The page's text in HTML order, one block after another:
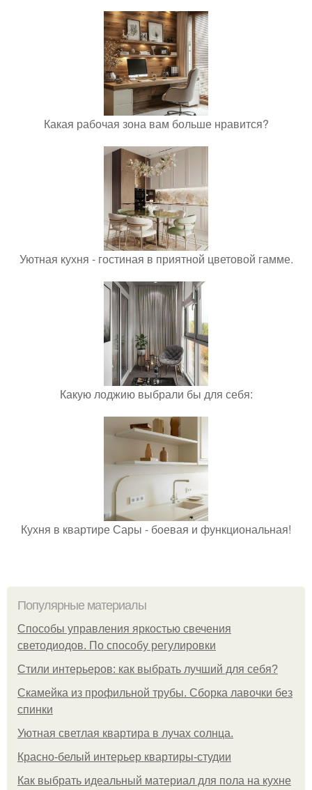
Какая рабочая зона вам больше нравится?
Уютная кухня - гостиная в приятной цветовой гамме.
Какую лоджию выбрали бы для себя:
Кухня в квартире Сары - боевая и функциональная!
Популярные материалы
Способы управления яркостью свечения
светодиодов. По способу регулировки
Стили интерьеров: как выбрать лучший для себя?
Скамейка из профильной трубы. Сборка лавочки без
спинки
Уютная светлая квартира в лучах солнца.
Красно-белый интерьер квартиры-студии
Как выбрать идеальный материал для пола на кухне